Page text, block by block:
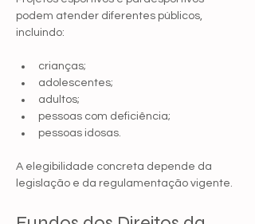
podem atender diferentes públicos,
incluindo:
crianças;
adolescentes;
adultos;
pessoas com deficiência;
pessoas idosas.
A elegibilidade concreta depende da
legislação e da regulamentação vigente.